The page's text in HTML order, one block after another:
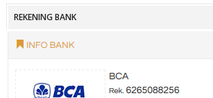
REKENING BANK